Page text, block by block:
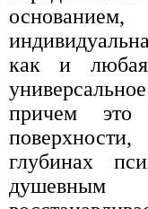
как и любая
причем
глубинах